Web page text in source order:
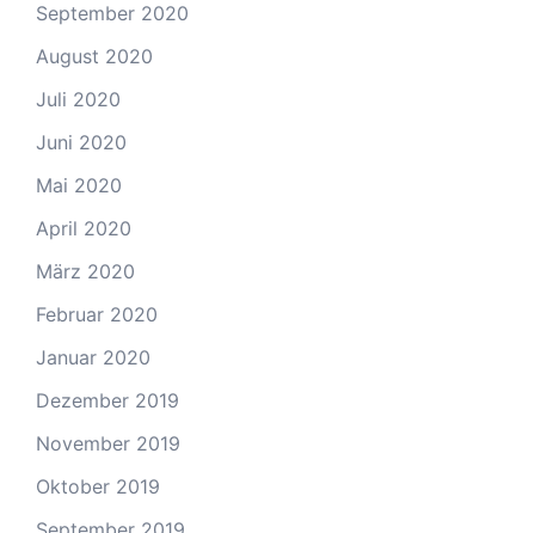
September 2020
August 2020
Juli 2020
Juni 2020
Mai 2020
April 2020
März 2020
Februar 2020
Januar 2020
Dezember 2019
November 2019
Oktober 2019